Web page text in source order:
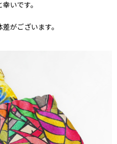
いです。
がございます。